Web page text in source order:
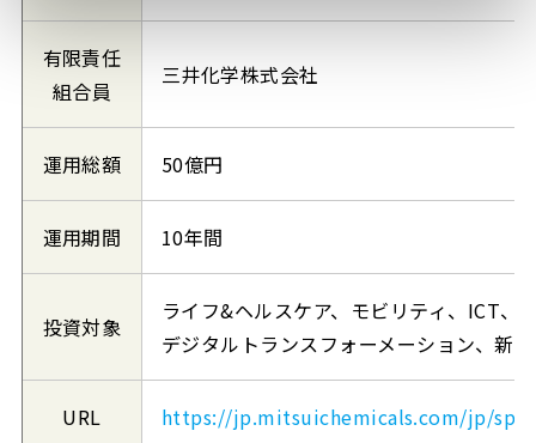
有限責任
組合員
三井化学株式会社
運用総額 50億円
運用期間 10年間
投資対象
ライフ&ヘルスケア、モビリティ、ICT、
デジタルトランスフォーメーション、新
URL https://jp.mitsuichemicals.com/jp/